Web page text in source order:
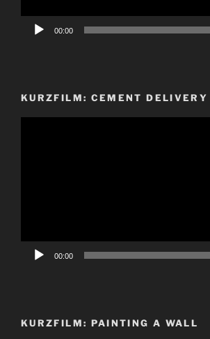
00:00
KURZFILM: CEMENT DELIVERY
00:00
KURZFILM: PAINTING A WALL